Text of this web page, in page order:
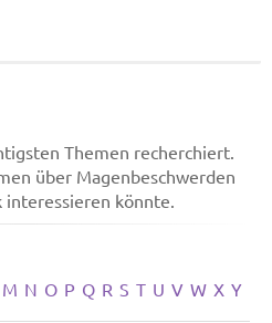
Themen recherchiert.
über Magenbeschwerden
interessieren könnte.
M N O P Q R S T U V W X Y